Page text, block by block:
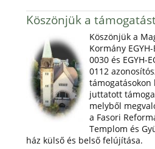
Köszönjük a
Köszönjük a
Kormány EGYH-
0030 és EGYH-
0112
támogatásokon
juttatott
melyből
a Fasori
Templom és
ház külső és belső felújítása.